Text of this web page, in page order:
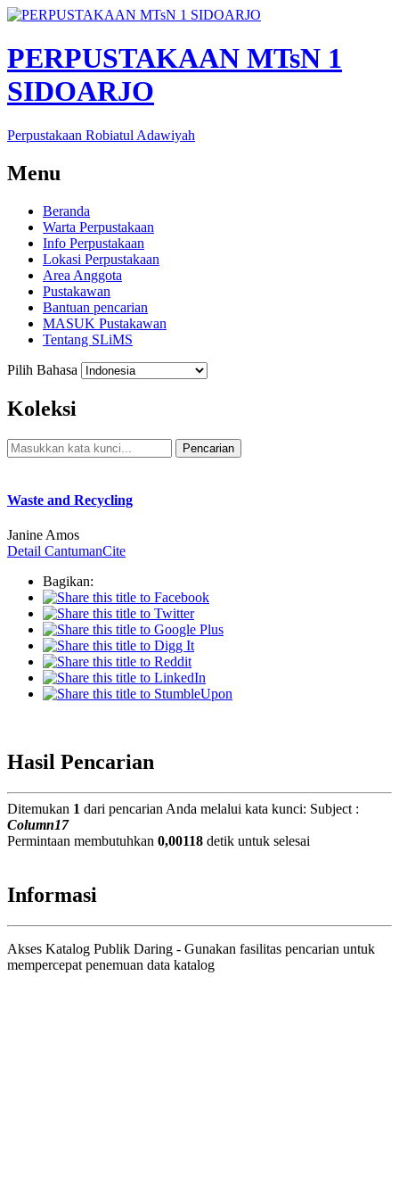
PERPUSTAKAAN MTsN 1
SIDOARJO
Perpustakaan Robiatul Adawiyah
Menu
Beranda
Warta Perpustakaan
Info Perpustakaan
Lokasi Perpustakaan
Area Anggota
Pustakawan
Bantuan pencarian
MASUK Pustakawan
Tentang SLiMS
Pilih Bahasa
Koleksi
Pencarian
Waste and Recycling
Janine Amos
Detail CantumanCite
Bagikan:
Hasil Pencarian
Ditemukan 1 dari pencarian Anda melalui kata kunci: Subject :
Column17
Permintaan membutuhkan 0,00118 detik untuk selesai
Informasi
Akses Katalog Publik Daring - Gunakan fasilitas pencarian untuk
mempercepat penemuan data katalog